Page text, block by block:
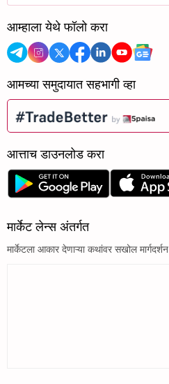
आम्हाला येथे फॉलो करा
आमच्या समुदायात सहभागी व्हा
आत्ताच डाउनलोड करा
मार्केट लेन्स अंतर्गत
मार्केटला आकार देणाऱ्या कथांवर सखोल मार्गदर्शन